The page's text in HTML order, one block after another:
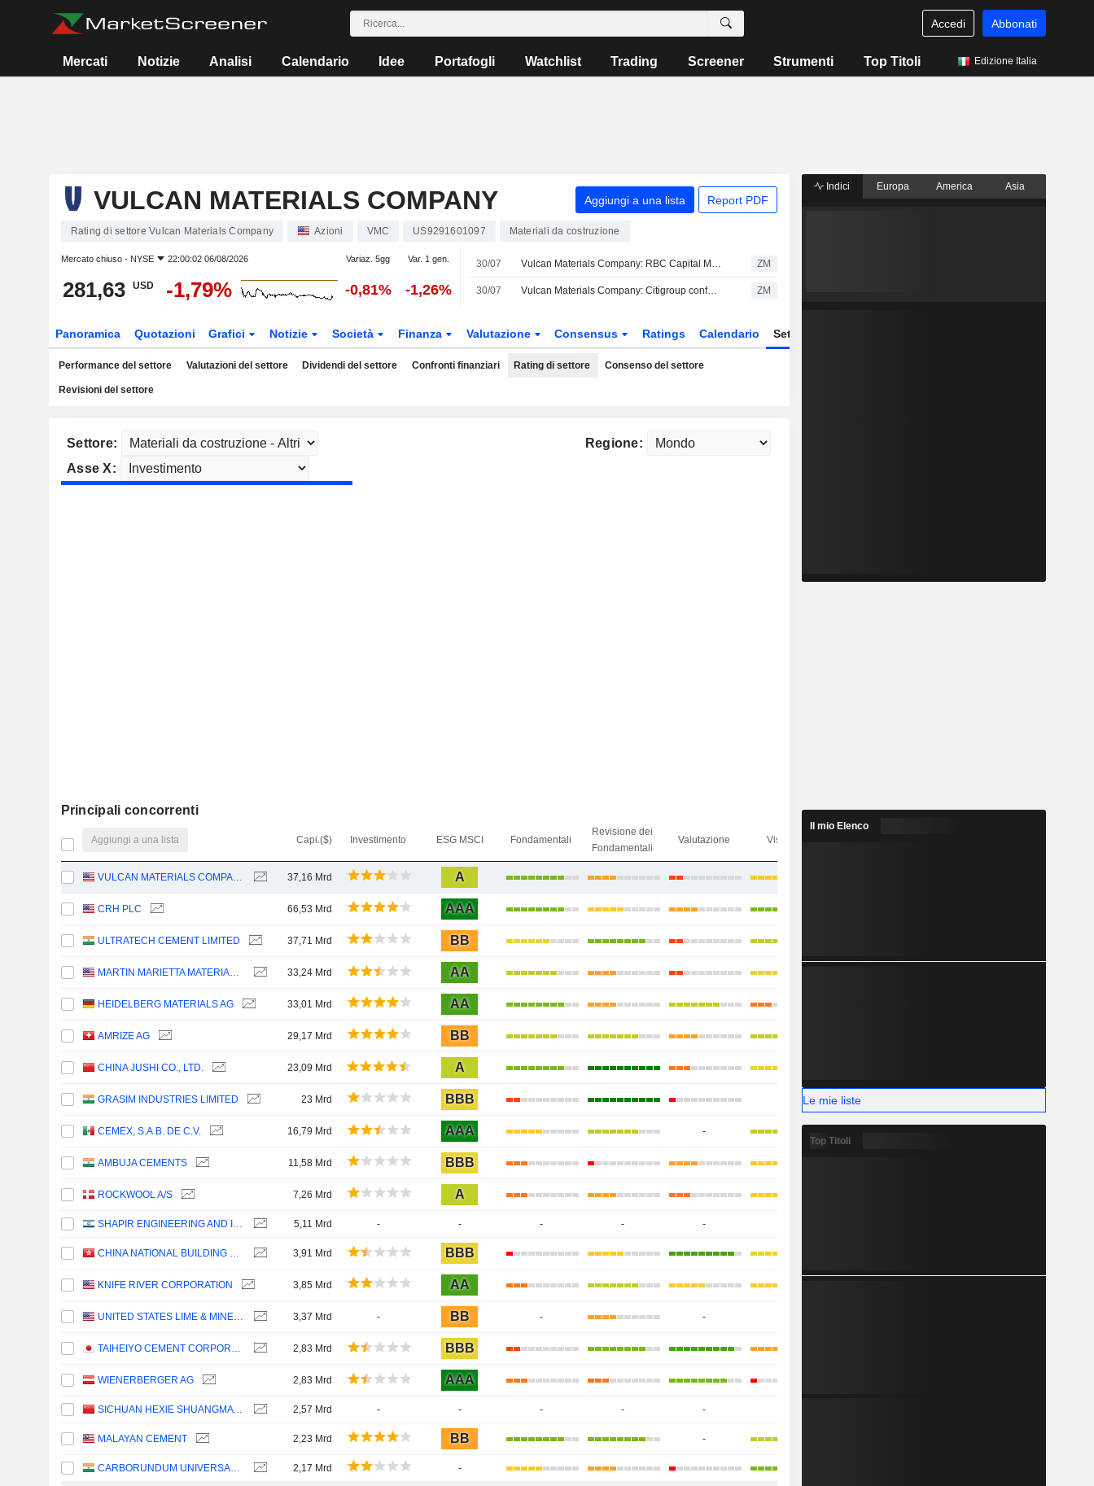
Accedi Abbonati
Mercati Notizie Analisi Calendario Idee Portafogli Watchlist Trading Screener Strumenti Top Titoli Edizione Italia
VULCAN MATERIALS COMPANY Aggiungi a una lista Report PDF
Rating di settore Vulcan Materials Company Azioni VMC US9291601097 Materiali da costruzione
Mercato chiuso - NYSE 22:00:02 06/08/2026 Variaz. 5gg Var. 1 gen.
281,63 USD -1,79% -0,81% -1,26%
30/07 Vulcan Materials Company: RBC Capital Markets rimane Neutral ZM
30/07 Vulcan Materials Company: Citigroup conferma il rating Buy ZM
Panoramica Quotazioni Grafici Notizie Società Finanza Valutazione Consensus Ratings Calendario Settore
Performance del settore Valutazioni del settore Dividendi del settore Confronti finanziari Rating di settore Consenso del settore
Revisioni del settore
Settore:
Regione:
Asse X:
Principali concorrenti
Aggiungi a una lista Capi.($) Investimento ESG MSCI Fondamentali
Revisione dei
Fondamentali
Valutazione Visibilità
VULCAN MATERIALS COMPANY 37,16 Mrd A
CRH PLC 66,53 Mrd AAA
ULTRATECH CEMENT LIMITED 37,71 Mrd BB
MARTIN MARIETTA MATERIALS, INC. 33,24 Mrd AA
HEIDELBERG MATERIALS AG 33,01 Mrd AA
AMRIZE AG 29,17 Mrd BB
CHINA JUSHI CO., LTD. 23,09 Mrd A
GRASIM INDUSTRIES LIMITED 23 Mrd BBB
CEMEX, S.A.B. DE C.V. 16,79 Mrd AAA -
AMBUJA CEMENTS 11,58 Mrd BBB
ROCKWOOL A/S 7,26 Mrd A
SHAPIR ENGINEERING AND INDUSTRY LTD 5,11 Mrd - - - - -
CHINA NATIONAL BUILDING MATERIAL COMPANY LIMITED 3,91 Mrd BBB
KNIFE RIVER CORPORATION 3,85 Mrd AA
UNITED STATES LIME & MINERALS, INC. 3,37 Mrd - BB - -
TAIHEIYO CEMENT CORPORATION 2,83 Mrd BBB
WIENERBERGER AG 2,83 Mrd AAA
SICHUAN HEXIE SHUANGMA CO., LTD. 2,57 Mrd - - - - -
MALAYAN CEMENT 2,23 Mrd BB -
CARBORUNDUM UNIVERSAL LIMITED 2,17 Mrd -
Indici Europa America Asia
Il mio Elenco
Le mie liste
Top Titoli